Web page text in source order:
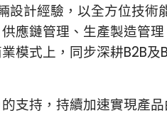
計經驗，以全方位技術
應鏈管理、生產製造管
模式上，同步深耕B2B及
支持，持續加速實現產